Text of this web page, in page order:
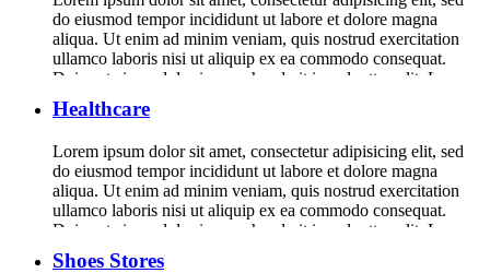
do eiusmod tempor incididunt ut labore et dolore magna
aliqua. Ut enim ad minim veniam, quis nostrud exercitation
ullamco laboris nisi ut aliquip ex ea commodo consequat.
Duis aute irure dolor in reprehenderit in voluptte velit. Lorem
ipsum dolor sit amet, consectetur adipisicing elit, sed do […]
Healthcare
Lorem ipsum dolor sit amet, consectetur adipisicing elit, sed
do eiusmod tempor incididunt ut labore et dolore magna
aliqua. Ut enim ad minim veniam, quis nostrud exercitation
ullamco laboris nisi ut aliquip ex ea commodo consequat.
Duis aute irure dolor in reprehenderit in voluptte velit. Lorem
ipsum dolor sit amet, consectetur adipisicing elit, sed do […]
Shoes Stores